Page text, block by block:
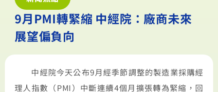
9月PMI轉緊縮 中經院：廠商未來
展望偏負向
中經院今天公布9月經季節調整的製造業採購經
理人指數（PMI）中斷連續4個月擴張轉為緊縮，回